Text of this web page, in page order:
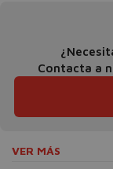
Contacta a
VER MÁS